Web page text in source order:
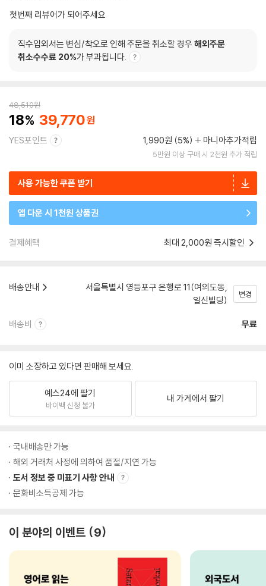
첫번째 리뷰어가 되어주세요
직수입외서는 변심/착오로 인해 주문을 취소할 경우 해외주문
취소수수료 20%가 부과됩니다.
48,510원
18 39,770
YES포인트 1,990원 (5%) 마니아추가적립
5만원 이상 구매 시 2천원 추가 적립
사용 가능한 쿠폰 받기
앱 다운 시 1천원 상품권
결제혜택 최대 2,000원 즉시할인
배송안내
서울특별시 영등포구 은행로 11(여의도동,
일신빌딩)
변경
배송비 무료
이미 소장하고 있다면 판매해 보세요.
예스24에 팔기
바이백 신청 불가
내 가게에서 팔기
국내배송만 가능
해외 거래처 사정에 의하여 품절/지연 가능
도서 정보 중 미표기 사항 안내
문화비소득공제 가능
이 분야의 이벤트 9